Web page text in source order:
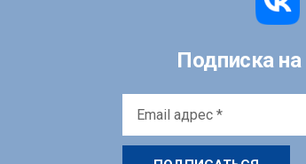
Подписка на
адрес
*